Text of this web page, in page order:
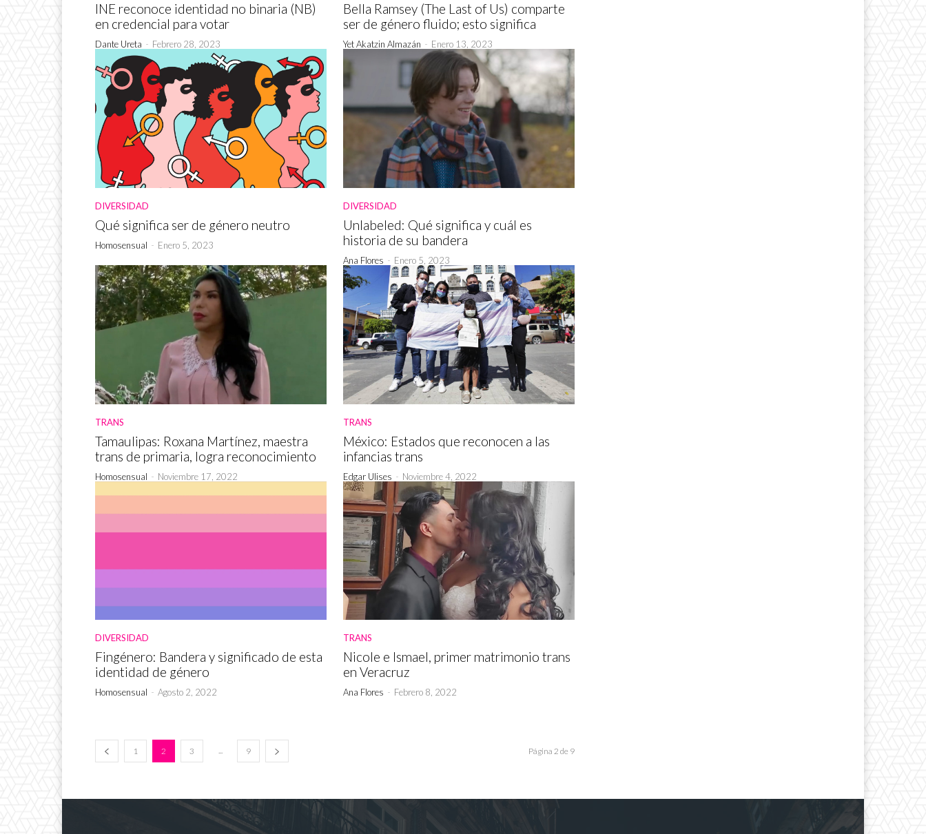
INE reconoce identidad no binaria (NB)
en credencial para votar
Dante Ureta - Febrero 28, 2023
Bella Ramsey (The Last of Us) comparte
ser de género fluido; esto significa
Yet Akatzin Almazán - Enero 13, 2023
DIVERSIDAD
Qué significa ser de género neutro
Homosensual - Enero 5, 2023
DIVERSIDAD
Unlabeled: Qué significa y cuál es
historia de su bandera
Ana Flores - Enero 5, 2023
TRANS
Tamaulipas: Roxana Martínez, maestra
trans de primaria, logra reconocimiento
Homosensual - Noviembre 17, 2022
TRANS
México: Estados que reconocen a las
infancias trans
Edgar Ulises - Noviembre 4, 2022
DIVERSIDAD
Fingénero: Bandera y significado de esta
identidad de género
Homosensual - Agosto 2, 2022
TRANS
Nicole e Ismael, primer matrimonio trans
en Veracruz
Ana Flores - Febrero 8, 2022
1 2 3 ... 9 Página 2 de 9